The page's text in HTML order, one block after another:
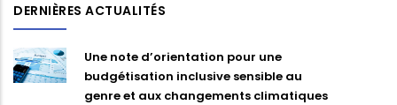
DERNIÈRES ACTUALITÉS
Une note d’orientation pour une
budgétisation inclusive sensible au
genre et aux changements climatiques